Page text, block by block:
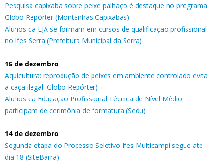
Pesquisa capixaba sobre peixe palhaço é destaque no programa
Globo Repórter (Montanhas Capixabas)
Alunos da EJA se formam em cursos de qualificação profissional
no Ifes Serra (Prefeitura Municipal da Serra)
15 de dezembro
Aquicultura: reprodução de peixes em ambiente controlado evita
a caça ilegal (Globo Repórter)
Alunos da Educação Profissional Técnica de Nível Médio
participam de cerimônia de formatura (Sedu)
14 de dezembro
Segunda etapa do Processo Seletivo Ifes Multicampi segue até
dia 18 (SiteBarra)